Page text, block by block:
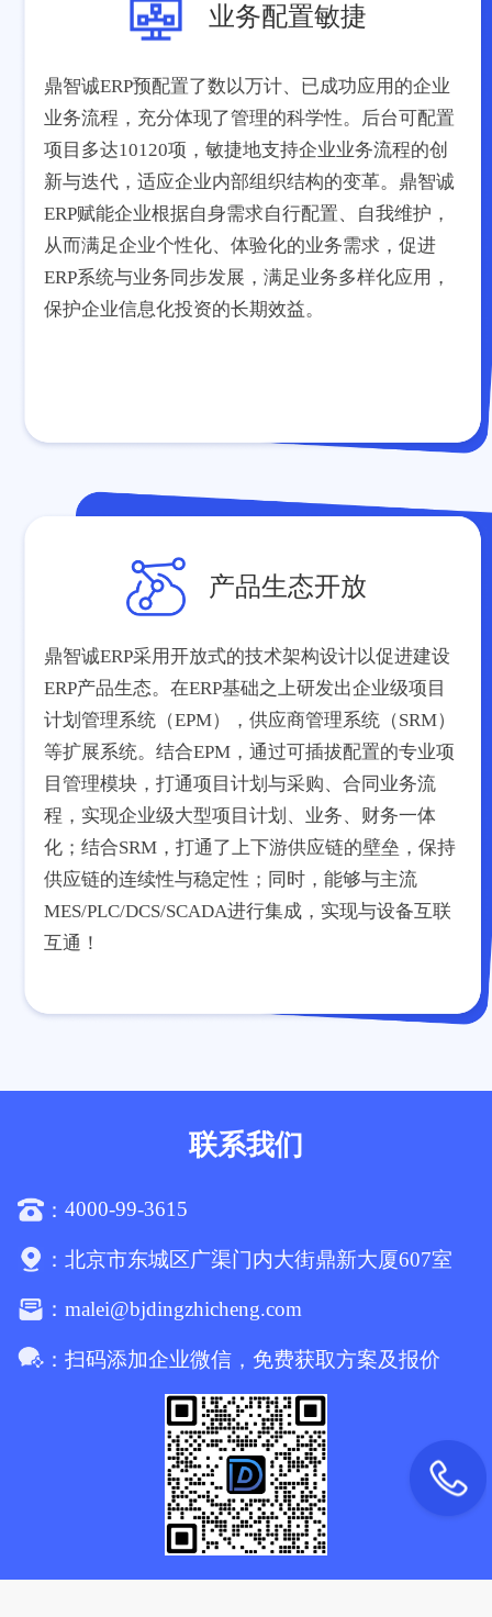
业务配置敏捷
鼎智诚ERP预配置了数以万计、已成功应用的企业
业务流程，充分体现了管理的科学性。后台可配置
项目多达10120项，敏捷地支持企业业务流程的创
新与迭代，适应企业内部组织结构的变革。鼎智诚
ERP赋能企业根据自身需求自行配置、自我维护，
从而满足企业个性化、体验化的业务需求，促进
ERP系统与业务同步发展，满足业务多样化应用，
保护企业信息化投资的长期效益。
产品生态开放
鼎智诚ERP采用开放式的技术架构设计以促进建设
ERP产品生态。在ERP基础之上研发出企业级项目
计划管理系统（EPM），供应商管理系统（SRM）
等扩展系统。结合EPM，通过可插拔配置的专业项
目管理模块，打通项目计划与采购、合同业务流
程，实现企业级大型项目计划、业务、财务一体
化；结合SRM，打通了上下游供应链的壁垒，保持
供应链的连续性与稳定性；同时，能够与主流
MES/PLC/DCS/SCADA进行集成，实现与设备互联
互通！
联系我们
：4000-99-3615
：北京市东城区广渠门内大街鼎新大厦607室
：malei@bjdingzhicheng.com
：扫码添加企业微信，免费获取方案及报价